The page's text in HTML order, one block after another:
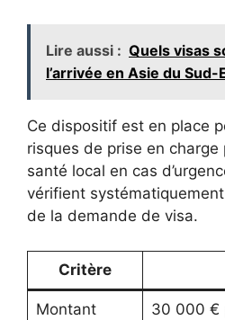
Lire aussi : Quels visas
l’arrivée en Asie du Sud-
Ce dispositif est en place
risques de prise en
santé local en cas
vérifient
de la demande de visa.
Critère
Montant 30 000 €